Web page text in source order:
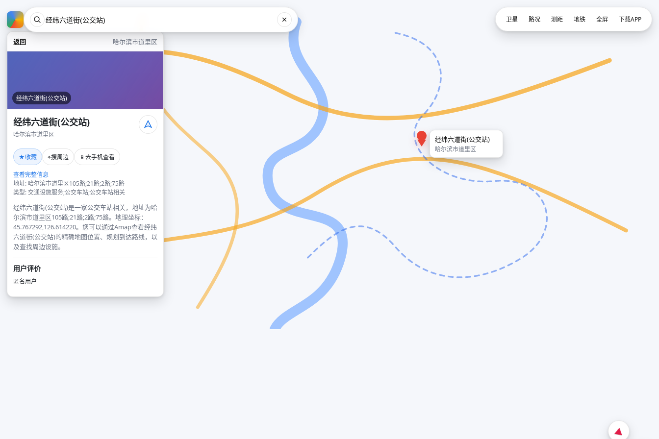
返回 哈尔滨市道里区
经纬六道街(公交站)
经纬六道街(公交站)
哈尔滨市道里区
★收藏 ⌖搜周边 📱 去手机查看
查看完整信息
地址: 哈尔滨市道里区105路;21路;2路;75路
类型: 交通设施服务;公交车站;公交车站相关
经纬六道街(公交站)是一家公交车站相关，地址为哈
尔滨市道里区105路;21路;2路;75路。地理坐标：
45.767292,126.614220。您可以通过Amap查看经纬
六道街(公交站)的精确地图位置、规划到达路线，以
及查找周边设施。
用户评价
匿名用户
经纬六道街(公交站)
哈尔滨市道里区
卫星 路况 测距 地铁 全屏 下载APP